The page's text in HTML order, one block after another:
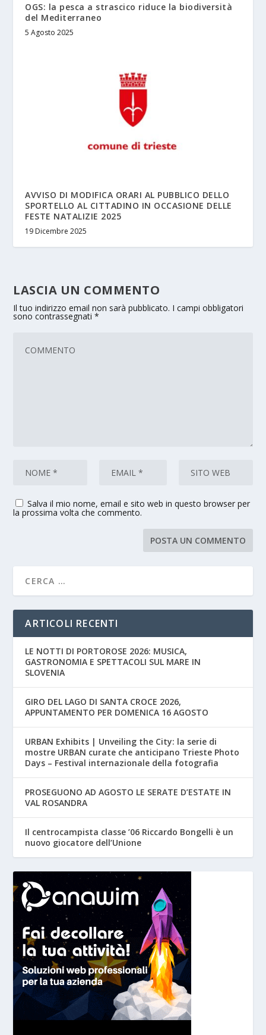
OGS: la pesca a strascico riduce la biodiversità
del Mediterraneo
5 Agosto 2025
AVVISO DI MODIFICA ORARI AL PUBBLICO DELLO
SPORTELLO AL CITTADINO IN OCCASIONE DELLE
FESTE NATALIZIE 2025
19 Dicembre 2025
LASCIA UN COMMENTO
Il tuo indirizzo email non sarà pubblicato. I campi obbligatori
sono contrassegnati*
Salva il mio nome, email e sito web in questo browser per
la prossima volta che commento.
ARTICOLI RECENTI
LE NOTTI DI PORTOROSE 2026: MUSICA,
GASTRONOMIA E SPETTACOLI SUL MARE IN
SLOVENIA
GIRO DEL LAGO DI SANTA CROCE 2026,
APPUNTAMENTO PER DOMENICA 16 AGOSTO
URBAN Exhibits | Unveiling the City: la serie di
mostre URBAN curate che anticipano Trieste Photo
Days – Festival internazionale della fotografia
PROSEGUONO AD AGOSTO LE SERATE D’ESTATE IN
VAL ROSANDRA
Il centrocampista classe ’06 Riccardo Bongelli è un
nuovo giocatore dell’Unione